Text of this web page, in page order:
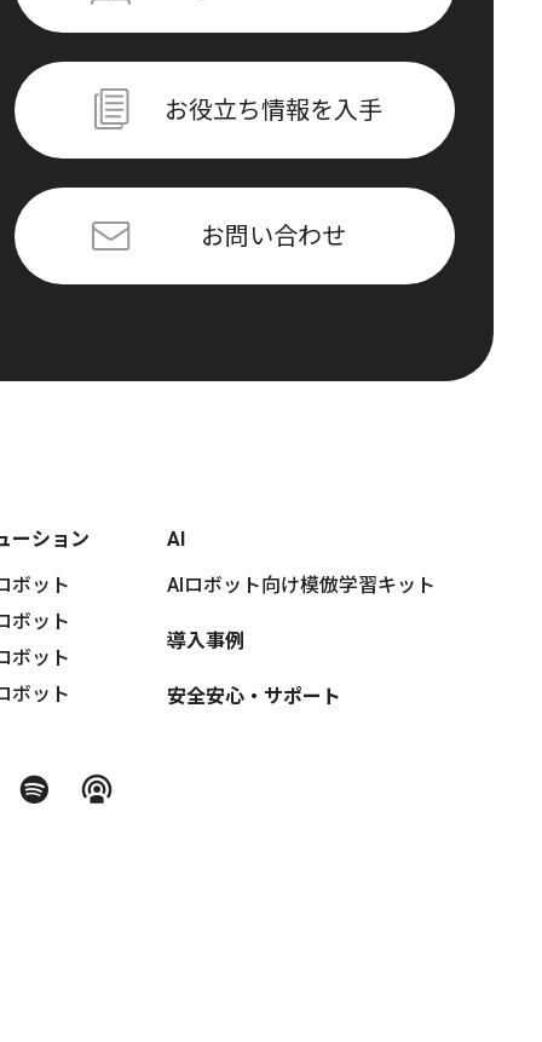
お役立ち情報を入手
お問い合わせ
ーション
ボット
ボット
ボット
ボット
AI
AIロボット向け模倣学習キット
導入事例
安全安心・サポート